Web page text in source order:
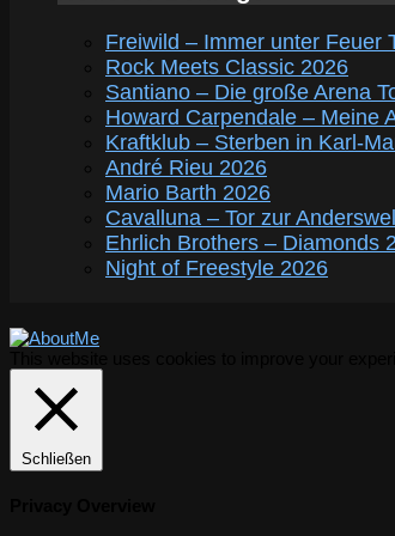
Freiwild – Immer unter Feuer
Rock Meets Classic 2026
Santiano – Die große Arena
Howard Carpendale – Meine
Kraftklub – Sterben in Karl-
André Rieu 2026
Mario Barth 2026
Cavalluna – Tor zur
Ehrlich Brothers – Diamonds
Night of Freestyle 2026
Schließen